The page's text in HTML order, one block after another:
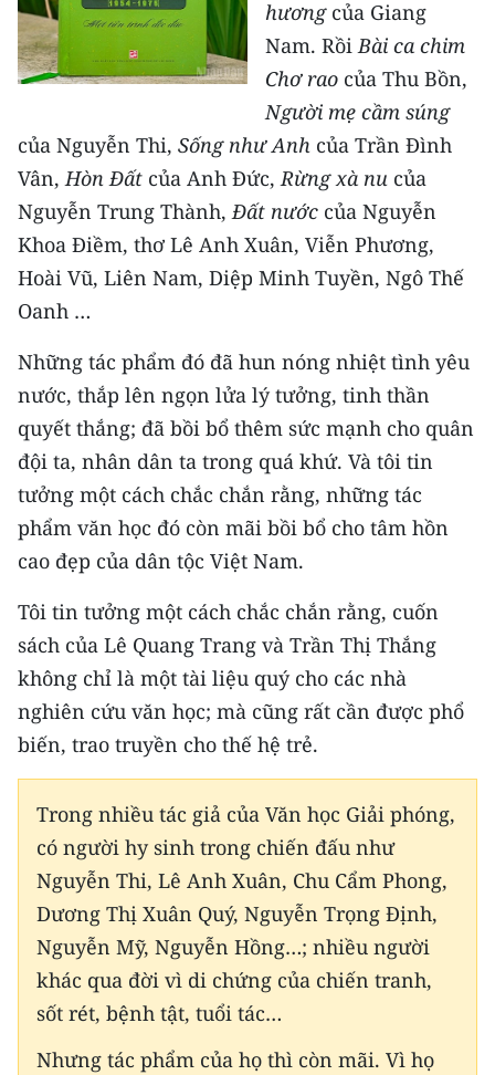
hương của Giang
Nam. RồiBài ca chim
Chơ rao của Thu Bồn,
Người mẹ cầm súng
của Nguyễn Thi, Sống như Anh của Trần Đình
Vân,Hòn Đất của Anh Đức,Rừng xà nu của
Nguyễn Trung Thành,Đất nước của Nguyễn
Khoa Điềm, thơ Lê Anh Xuân, Viễn Phương,
Hoài Vũ, Liên Nam, Diệp Minh Tuyền, Ngô Thế
Oanh …
Những tác phẩm đó đã hun nóng nhiệt tình yêu
nước, thắp lên ngọn lửa lý tưởng, tinh thần
quyết thắng; đã bồi bổ thêm sức mạnh cho quân
đội ta, nhân dân ta trong quá khứ. Và tôi tin
tưởng một cách chắc chắn rằng, những tác
phẩm văn học đó còn mãi bồi bổ cho tâm hồn
cao đẹp của dân tộc Việt Nam.
Tôi tin tưởng một cách chắc chắn rằng, cuốn
sách của Lê Quang Trang và Trần Thị Thắng
không chỉ là một tài liệu quý cho các nhà
nghiên cứu văn học; mà cũng rất cần được phổ
biến, trao truyền cho thế hệ trẻ.
Trong nhiều tác giả của Văn học Giải phóng,
có người hy sinh trong chiến đấu như
Nguyễn Thi, Lê Anh Xuân, Chu Cẩm Phong,
Dương Thị Xuân Quý, Nguyễn Trọng Định,
Nguyễn Mỹ, Nguyễn Hồng…; nhiều người
khác qua đời vì di chứng của chiến tranh,
sốt rét, bệnh tật, tuổi tác…
Nhưng tác phẩm của họ thì còn mãi. Vì họ